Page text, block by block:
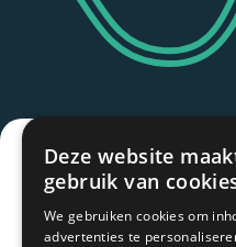
Deze website
gebruik van
We gebruiken cookies om
advertenties te